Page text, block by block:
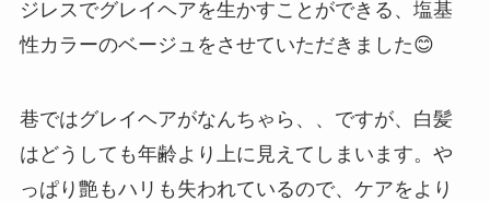
ジレスでグレイヘアを生かすことができる、塩基
性カラーのベージュをさせていただきました😊
巷ではグレイヘアがなんちゃら、、ですが、白髪
はどうしても年齢より上に見えてしまいます。や
っぱり艶もハリも失われているので、ケアをより